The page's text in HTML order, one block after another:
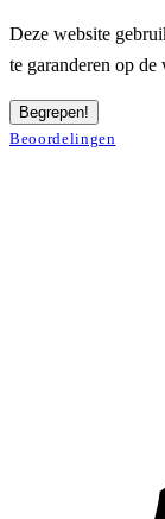
Deze website
te garanderen op de
Begrepen!
Beoordelingen